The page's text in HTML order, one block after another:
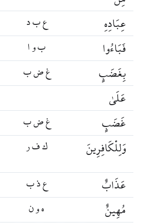
ع ب د عِبَادِهِ
ب و ا فَبَاءُوا
غ ض ب بِغَضَبٍ
عَلَىٰ
غ ض ب غَضَبٍ
ك ف ر وَلِلْكَافِرِينَ
ع ذ ب عَذَابٌ
ه و ن مُهِينٌ